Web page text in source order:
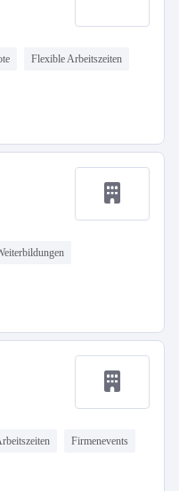
Flexible Arbeitszeiten
Firmenevents